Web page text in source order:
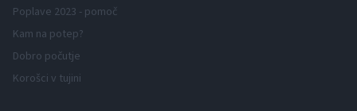
Poplave 2023 - pomoč
Kam na potep?
Dobro počutje
Korošci v tujini